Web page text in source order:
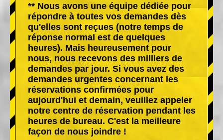
** Nous avons une équipe dédiée pour
répondre à toutes vos demandes dès
qu'elles sont reçues (notre temps de
réponse normal est de quelques
heures). Mais heureusement pour
nous, nous recevons des milliers de
demandes par jour. Si vous avez des
demandes urgentes concernant les
réservations confirmées pour
aujourd'hui et demain, veuillez appeler
notre centre de réservation pendant les
heures de bureau. C'est la meilleure
façon de nous joindre !